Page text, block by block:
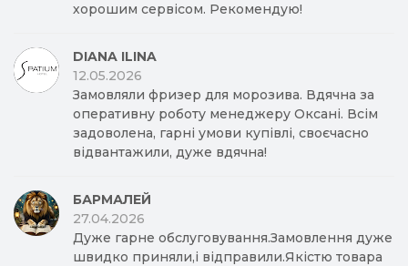
хорошим сервісом. Рекомендую!
DIANA ILINA
12.05.2026
Замовляли фризер для морозива. Вдячна за
оперативну роботу менеджеру Оксані. Всім
задоволена, гарні умови купівлі, своєчасно
відвантажили, дуже вдячна!
БАРМАЛЕЙ
27.04.2026
Дуже гарне обслуговування.Замовлення дуже
швидко приняли,і відправили.Якістю товара